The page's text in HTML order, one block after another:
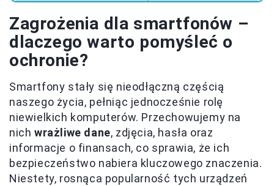
Zagrożenia dla smartfonów –
dlaczego warto pomyśleć o
ochronie?
Smartfony stały się nieodłączną częścią
naszego życia, pełniąc jednocześnie rolę
niewielkich komputerów. Przechowujemy na
nich wrażliwe dane, zdjęcia, hasła oraz
informacje o finansach, co sprawia, że ich
bezpieczeństwo nabiera kluczowego znaczenia.
Niestety, rosnąca popularność tych urządzeń